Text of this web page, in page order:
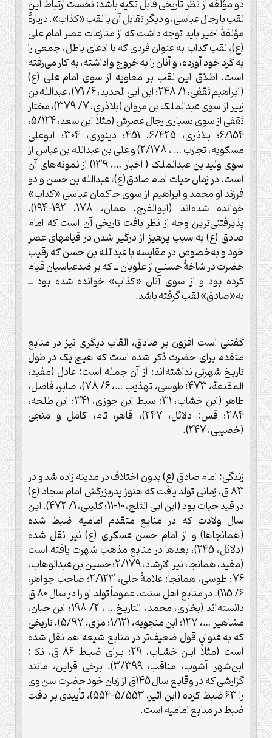
دو مؤلفه از نظر تاريخی قابل تکيه باشد: نخست ارتباط اين
لقب با رجال عباسی، و ديگر تقابل آن با لقب «کذاب». دربارۀ
مؤلفۀ اخير بايد توجه داشت که از منازعات عصر امام علی
(ع)، لقب کذاب به عنوان فردی که با ادعای باطل، جمعی را
به گرد خود آورده، و آنان را به خروج واداشته، به کار می‌رفته
است. اطلاق اين لقب بر معاويه ‌از سوی امام علی (ع)
(ابراهیم ثقفی، 1/ 248؛ ابن ابی الحديد، 6/ 71)، عبدالله بن
زبير از سوی‌ عبدالملک بن مروان (بلاذری، 7/ 379)، مختار
ثقفی از سوی بسياری رجال عصرش (مثلاً ابن سعد، 5/124،
6/154؛ بلاذری، 6/425، 451؛ دينوری، 304؛ ابوعلی
مسکويه، تجارب … ، 2/178) و علی بن عبدالله بن عباس از
سوی وليد بن عبدالملک ( اخبار …، 139) از نمونه‌های آن
است. در زمان حيات امام صادق(ع)، عبدالله بن حسن و دو
فرزند او محمد و ابراهيم از سوی حاکمان عباسی «کذاب»
خوانده شده‌اند (ابوالفرج، همان، 178، 192-194).
پذيرفتنی‌ترين وجه از نظر بافت تاريخی آن است که امام
صادق (ع) به سبب پرهيز از درگير شدن در قيامهای عصر
خود و به‌خصوص در مقايسه با عبدالله بن حسن که رقيب
حضرت در شاخۀ حسنـی از علويان ــ که بر ضد‌عباسيان قيام
کرده بود و از سوی آنان «کذاب» خوانده شده بود ــ
به‌«صادق» لقب گرفته باشد.
گفتنی است افزون بر صادق، القاب ديگری نيز در منابع
متقدم برای حضرت ذکر شده است که هيچ‌ يک در طول
تاريخ شهرتی نداشته‌اند؛ از آن جمله است: عادل (مفيد،
المقنعة، 473؛ طوسی، تهذيب …، 6/ 78)، صابر، فاضل،
طاهر (ابن خشاب، 31؛ سبط ابن جوزی، 341؛ ابن طلحه،
284؛ قس: دلائل، 247)، قاهر، تام، کامل و منجی
(خصيبی، 247).
زندگی: امام صادق (ع) بدون اختلاف در مدينه زاده شد و در
83 ق، زمانی تولد يافت که هنوز پدربزرگش امام سجاد (ع)
در قيد حيات بود (ابن ابی الثلج، 10-11؛ کلينی، 1/ 472). اين
سال ولادت که در منابع متقدم اماميه ضبط شده
(همانجاها) و از امام حسن عسکری (ع) نيز نقل شده
(دلائل، 245)، بعدها در منابع مذهب شهرت يافته است
(مفيد، همانجا، نیز الارشاد، 2/179؛ حسين بن عبدالوهاب،
76؛ طوسی، همانجا؛ علامۀ حلی، 2/123؛ صاحب جواهر،
6/ 115). در منابع اهل سنت، عموماً تولد او را در سال 80 ق
دانسته‌اند (بخاری، محمد، التاريخ… ، 2/ 198؛ ابن حبان،
مشاهير …، 127؛ ابن منجويه، 1/121؛ مزی، 5/97)، تاريخی
که به عنوان قول ضعيف‌تر در منابع شيعه هم نقل شده
است (مثلاً ابـن خشـاب، 29؛ بـرای ضبـط 86 ق، نک‍ :
ابن‌شهر آشوب، مناقب، 3/399). برخی قراين، مانند
گزارشی که در وقايع سال 145ق از زبان خود حضرت سن وی
را 63 ضبط کرده (ابن اثير، 5/553-554)، تأييدی بر دقت
ضبط در منابع اماميه است.